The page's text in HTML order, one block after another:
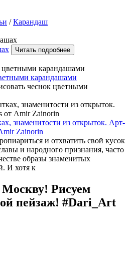
/Карандаш
Читать подробнее
карандашами
чеснок цветными
знаменитости из открыток. Арт-
Zainorin
и отхватить свой кусок
и народного признания, часто
образы знаменитых
И хотя к
Москву! Рисуем
пейзаж! #Dari_Art